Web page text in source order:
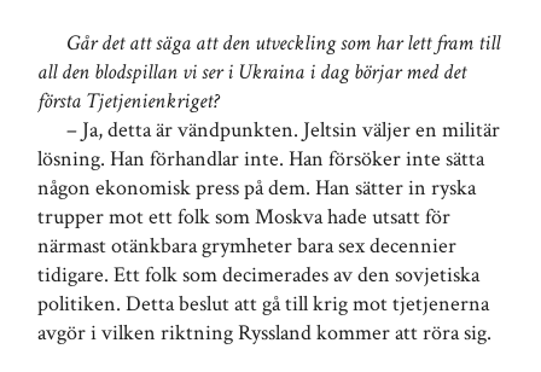
Går det att säga att den utveckling som har lett fram till
all den blodspillan vi ser i Ukraina i dag börjar med det
första Tjetjenienkriget?
– Ja, detta är vändpunkten. Jeltsin väljer en militär
lösning. Han förhandlar inte. Han försöker inte sätta
någon ekonomisk press på dem. Han sätter in ryska
trupper mot ett folk som Moskva hade utsatt för
närmast otänkbara grymheter bara sex decennier
tidigare. Ett folk som decimerades av den sovjetiska
politiken. Detta beslut att gå till krig mot tjetjenerna
avgör i vilken riktning Ryssland kommer att röra sig.